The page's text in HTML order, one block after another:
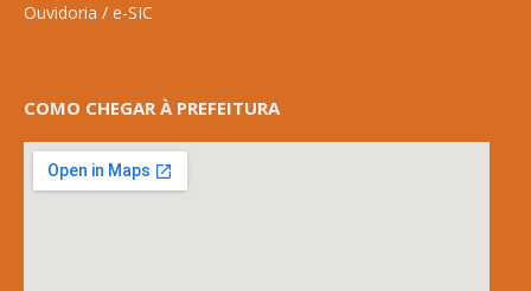
Ouvidoria / e-SIC
COMO CHEGAR À PREFEITURA